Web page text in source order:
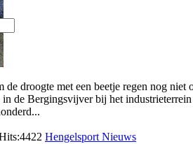
de droogte met een beetje regen nog niet
de Bergingsvijver bij het
Hengelsport Nieuws